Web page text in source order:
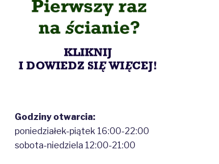
Godziny otwarcia:
poniedziałek-piątek 16:00-22:00
sobota-niedziela 12:00-21:00